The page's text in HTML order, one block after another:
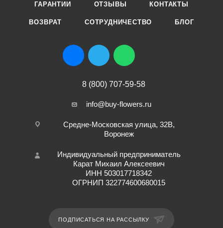
ГАРАНТИИ ОТЗЫВЫ КОНТАКТЫ
ВОЗВРАТ СОТРУДНИЧЕСТВО БЛОГ
8 (800) 707-59-58
info@buy-flowers.ru
Средне-Московская улица, 32В,
Воронеж
Индивидуальный предприниматель
Карат Михаил Алексеевич
ИНН 503017718342
ОГРНИП 322774600680015
ПОДПИСАТЬСЯ НА РАССЫЛКУ